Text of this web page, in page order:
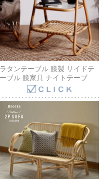
ラタンテーブル 籐製 サイドテ
ーブル 籐家具 ナイトテーブル
センターテーブル ローテーブ
ル ヴィンテージ ローデスク 机
旅館 広縁 アジアンテイスト ナ
チュラル アジアン家具
T115ME